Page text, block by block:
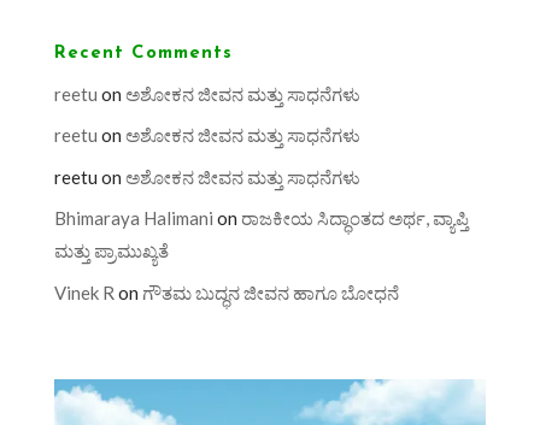
Recent Comments
reetu on ಅಶೋಕನ ಜೀವನ ಮತ್ತು ಸಾಧನೆಗಳು
reetu on ಅಶೋಕನ ಜೀವನ ಮತ್ತು ಸಾಧನೆಗಳು
reetu on ಅಶೋಕನ ಜೀವನ ಮತ್ತು ಸಾಧನೆಗಳು
Bhimaraya Halimani on ರಾಜಕೀಯ ಸಿದ್ಧಾಂತದ ಅರ್ಥ, ವ್ಯಾಪ್ತಿ
ಮತ್ತು ಪ್ರಾಮುಖ್ಯತೆ
Vinek R on ಗೌತಮ ಬುದ್ಧನ ಜೀವನ ಹಾಗೂ ಬೋಧನೆ